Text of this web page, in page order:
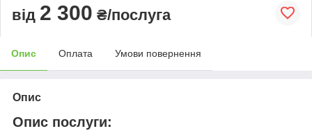
від 2 300 ₴/послуга
Опис Оплата Умови повернення
Опис
Опис послуги: